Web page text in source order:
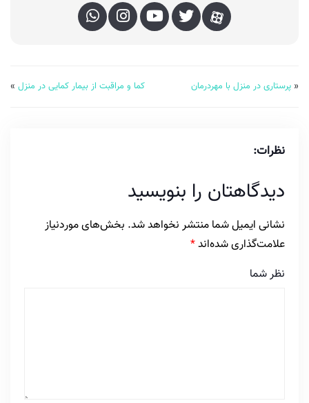
« پرستاری در منزل با مهردرمان کما و مراقبت از بیمار کمایی در منزل »
نظرات:
دیدگاهتان را بنویسید
نشانی ایمیل شما منتشر نخواهد شد. بخش‌های موردنیاز
علامت‌گذاری شده‌اند*
نظر شما